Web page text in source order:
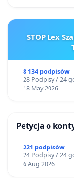
STOP Lex
8 134 podpisów
28 Podpisy / 24
18 May 2026
Petycja o
221 podpisów
24 Podpisy / 24
6 Aug 2026